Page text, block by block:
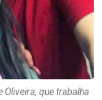
que trabalha